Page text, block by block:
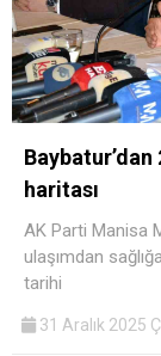
haritası
AK Parti Manisa
ulaşımdan
tarihi
31 Aralık 2025